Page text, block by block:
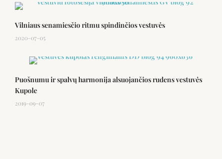
Vilniaus senamiesčio ritmu spindinčios vestuvės
2020-07-05
Puošnumu ir spalvų harmonija alsuojančios rudens vestuvės
Kupole
2019-09-07